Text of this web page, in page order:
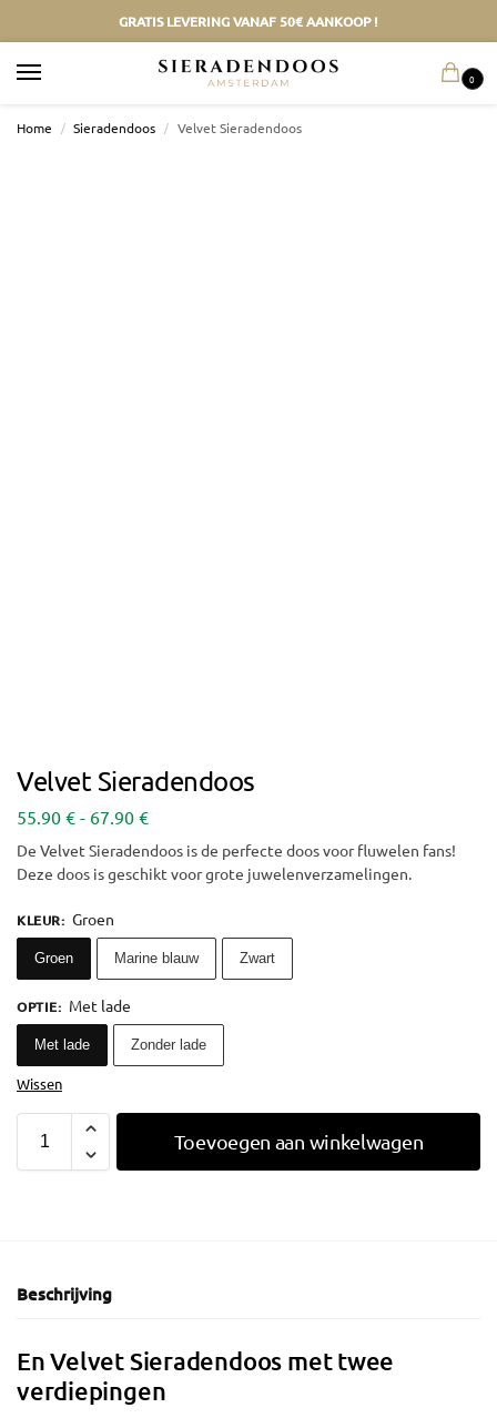
GRATIS LEVERING VANAF 50€ AANKOOP !
0
Home / Sieradendoos / Velvet Sieradendoos
Velvet Sieradendoos
55.90 € - 67.90 €
De Velvet Sieradendoos is de perfecte doos voor fluwelen fans!
Deze doos is geschikt voor grote juwelenverzamelingen.
KLEUR: Groen
Groen Marine blauw Zwart
OPTIE: Met lade
Met lade Zonder lade
Wissen
Toevoegen aan winkelwagen
Beschrijving
En Velvet Sieradendoos met twee
verdiepingen